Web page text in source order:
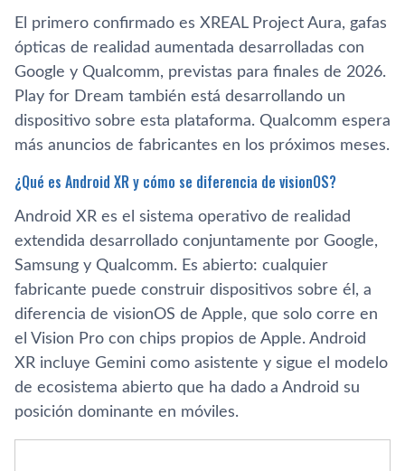
El primero confirmado es XREAL Project Aura, gafas
ópticas de realidad aumentada desarrolladas con
Google y Qualcomm, previstas para finales de 2026.
Play for Dream también está desarrollando un
dispositivo sobre esta plataforma. Qualcomm espera
más anuncios de fabricantes en los próximos meses.
¿Qué es Android XR y cómo se diferencia de visionOS?
Android XR es el sistema operativo de realidad
extendida desarrollado conjuntamente por Google,
Samsung y Qualcomm. Es abierto: cualquier
fabricante puede construir dispositivos sobre él, a
diferencia de visionOS de Apple, que solo corre en
el Vision Pro con chips propios de Apple. Android
XR incluye Gemini como asistente y sigue el modelo
de ecosistema abierto que ha dado a Android su
posición dominante en móviles.